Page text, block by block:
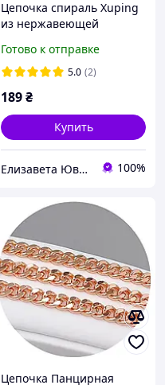
Цепочка спираль Xuping
из нержавеющей
* 2 мм, покрытие родий
Готово к отправке
5.0 (2)
189₴
Купить
Елизавета Ювелирная бижутерия 100%
Цепочка Панцирная